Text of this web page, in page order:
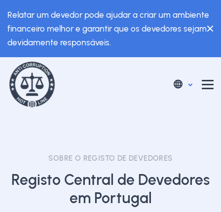
Relatar um devedor pode ajudar a criar um ambiente
financeiro melhor e garantir que os devedores sejam
devidamente responsáveis.
SOBRE O REGISTO DE DEVEDORES
Registo Central de Devedores
em Portugal